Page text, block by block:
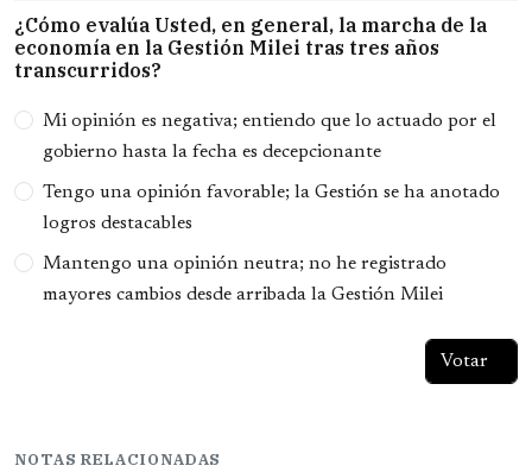
¿Cómo evalúa Usted, en general, la marcha de la
economía en la Gestión Milei tras tres años
transcurridos?
Opciones
Mi opinión es negativa; entiendo que lo actuado por el
gobierno hasta la fecha es decepcionante
Tengo una opinión favorable; la Gestión se ha anotado
logros destacables
Mantengo una opinión neutra; no he registrado
mayores cambios desde arribada la Gestión Milei
NOTAS RELACIONADAS